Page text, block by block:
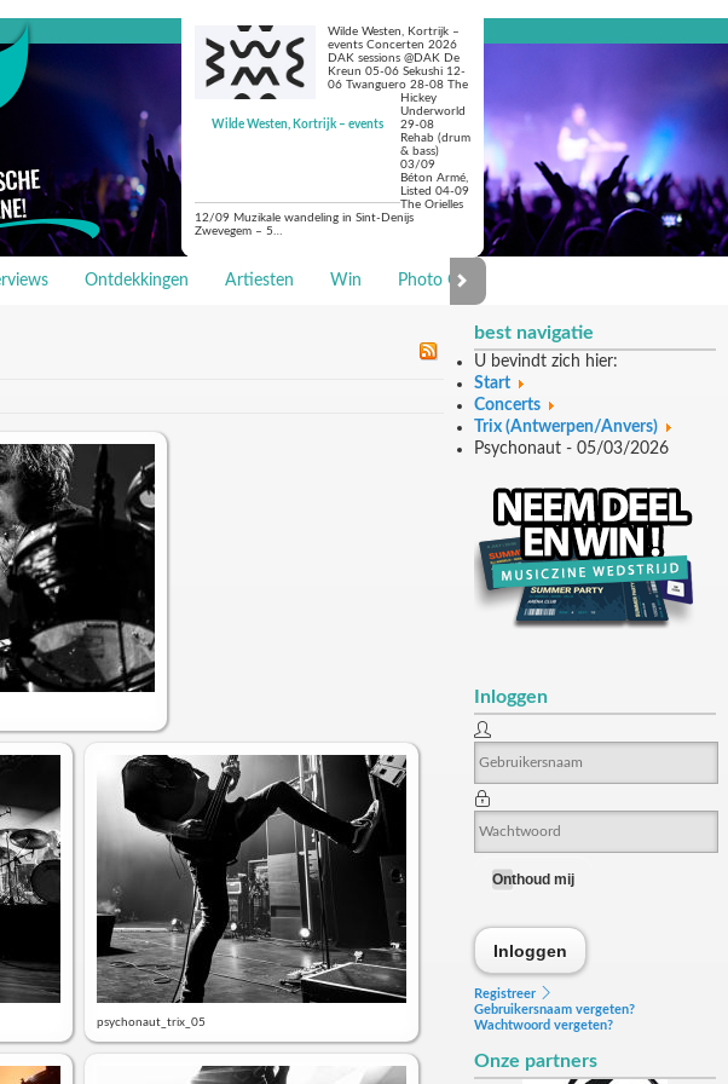
Wilde Westen, Kortrijk – events
Wilde Westen, Kortrijk –
events Concerten 2026
DAK sessions @DAK De
Kreun 05-06 Sekushi 12-
06 Twanguero 28-08 The
Hickey
Underworld
29-08
Rehab (drum
& bass)
03/09
Béton Armé,
Listed 04-09
The Orielles
12/09 Muzikale wandeling in Sint-Denijs
Zwevegem – 5…
Ontdekkingen Artiesten Win Photo Galerie
best navigatie
U bevindt zich hier:
Start
Concerts
Trix (Antwerpen/Anvers)
Psychonaut - 05/03/2026
Inloggen
Onthoud mij
Inloggen
Registreer
Gebruikersnaam vergeten?
Wachtwoord vergeten?
Onze partners
psychonaut_trix_05